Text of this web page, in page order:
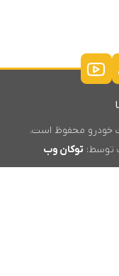
توسط: توکان وب